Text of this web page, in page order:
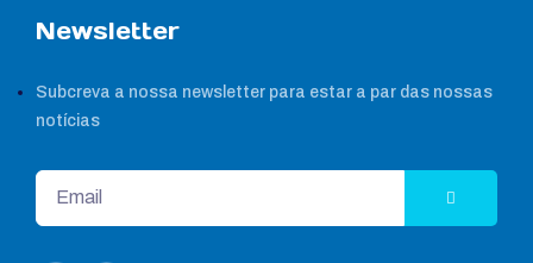
Newsletter
Subcreva a nossa newsletter para estar a par das nossas
notícias